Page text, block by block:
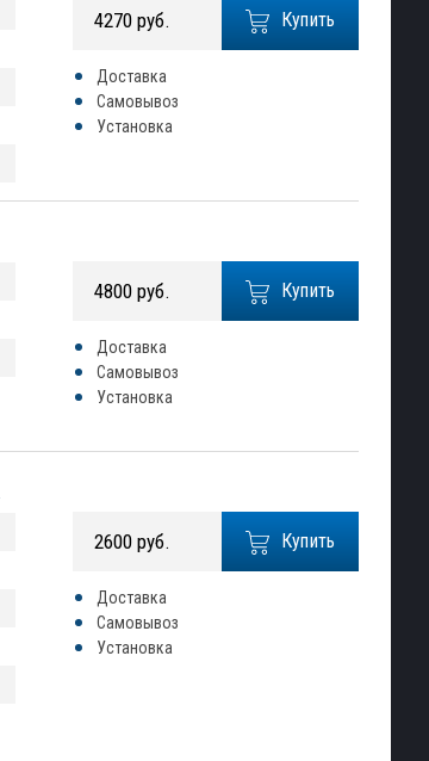
Купить
4270 руб.
Доставка
Самовывоз
Установка
Купить
4800 руб.
Доставка
Самовывоз
Установка
Купить
2600 руб.
Доставка
Самовывоз
Установка